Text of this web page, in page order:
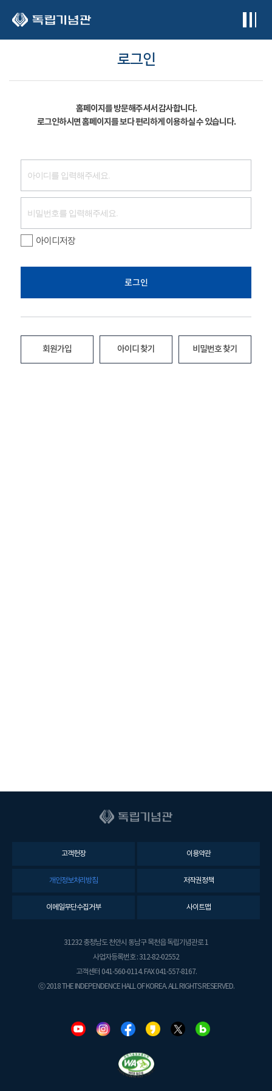
로그인
홈페이지를 방문해주셔서 감사합니다.
로그인하시면 홈페이지를 보다 편리하게 이용하실 수 있습니다.
아이디저장
로그인
회원가입 아이디 찾기 비밀번호 찾기
고객헌장 이용약관
개인정보처리방침 저작권정책
이메일무단수집거부 사이트맵
31232 충청남도 천안시 동남구 목천읍 독립기념관로 1
사업자등록번호 : 312-82-02552
고객센터 041-560-0114. FAX 041-557-8167.
ⓒ 2018 THE INDEPENDENCE HALL OF KOREA. ALL RIGHTS RESERVED.